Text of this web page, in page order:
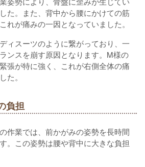
た。また、背中から腰にかけての筋
れが痛みの一因となっていました。
ィスーツのように繋がっており、一
ンスを崩す原因となります。M様の
張が特に強く、これが右側全体の痛
た。
負担
作業では、前かがみの姿勢を長時間
。この姿勢は腰や背中に大きな負担